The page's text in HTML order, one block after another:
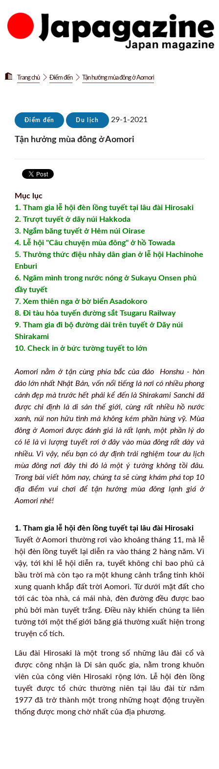
Trang chủ Điểm đến Tận hưởng mùa đông ở Aomori
Điểm đến Du lịch 29-1-2021
Tận hưởng mùa đông ở Aomori
Mục lục
1. Tham gia lễ hội đèn lồng tuyết tại lâu đài Hirosaki
2. Trượt tuyết ở dãy núi Hakkoda
3. Ngắm băng tuyết ở Hẻm núi Oirase
4. Lễ hội "Câu chuyện mùa đông" ở hồ Towada
5. Thưởng thức điệu nhảy dân gian ở lễ hội Hachinohe
Enburi
6. Ngâm mình trong nước nóng ở Sukayu Onsen phủ
đầy tuyết
7. Xem thiên nga ở bờ biển Asadokoro
8. Đi tàu hỏa tuyến đường sắt Tsugaru Railway
9. Tham gia đi bộ đường dài trên tuyết ở Dãy núi
Shirakami
10. Check in ở bức tường tuyết to lớn
Aomori nằm ở tận cùng phía bắc của đảo Honshu - hòn
đảo lớn nhất Nhật Bản, vốn nổi tiếng là nơi có nhiều phong
cảnh đẹp mà trước hết phải kể đến là Shirakami Sanchi đã
được chỉ định là di sản thế giới, cùng rất nhiều hồ nước
xanh, núi non hữu tình mà không kém phần hùng vỹ. Mùa
đông ở Aomori được đánh giá là rất lạnh, một phần lý do
có lẽ là vì lượng tuyết rơi ở đây vào mùa đông rất dày và
nhiều. Vì vậy, nếu bạn có dự định trải nghiệm tour du lịch
mùa đông nơi đây thì đó là một ý tưởng không tồi đâu.
Trong bài viết hôm nay, chúng ta sẽ cùng khám phá top 10
địa điểm vui chơi để tận hưởng mùa đông lạnh giá ở
Aomori nhé!
1. Tham gia lễ hội đèn lồng tuyết tại lâu đài Hirosaki
Tuyết ở Aomori thường rơi vào khoảng tháng 11, mà lễ
hội đèn lồng tuyết lại diễn ra vào tháng 2 hàng năm. Vì
vậy, tới khi lễ hội diễn ra, tuyết không chỉ bao phủ cả
bầu trời mà còn tạo ra một khung cảnh trắng tinh khôi
xung quanh khắp đất trời Aomori. Từ dưới mặt đất cho
tới các tòa nhà, cá mái nhà, đèn đường đều được bao
phủ bởi màn tuyết trắng. Điều này khiến chúng ta liên
tưởng tới một thế giới băng giá thường xuất hiện trong
truyện cổ tích.
Lâu đài Hirosaki là một trong số những lâu đài cổ và
được công nhận là Di sản quốc gia, nằm trong khuôn
viên của công viên Hirosaki rộng lớn. Lễ hội đèn lồng
tuyết được tổ chức thường niên tại lâu đài từ năm
1977 đã trở thành một trong những hoạt động truyền
thống được mong chờ nhất của địa phương.